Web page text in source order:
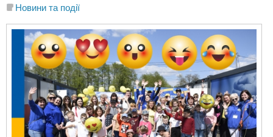
Новини та події